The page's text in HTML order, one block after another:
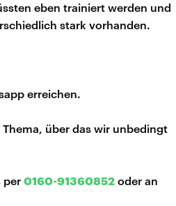
eben trainiert werden und
stark vorhanden.
erreichen.
über das wir unbedingt
per 0160-91360852 oder an